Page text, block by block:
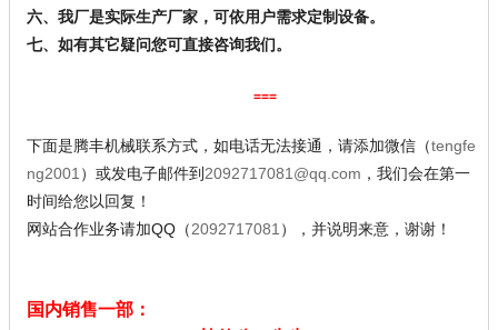
六、我厂是实际生产厂家，可依用户需求定制设备。
七、如有其它疑问您可直接咨询我们。
===
下面是腾丰机械联系方式，如电话无法接通，请添加微信（tengfe
ng2001 ）或发电子邮件到 2092717081@qq.com ，我们会在第一
时间给您以回复！
网站合作业务请加QQ（2092717081 ） ，并说明来意，谢谢！
国内销售一部：